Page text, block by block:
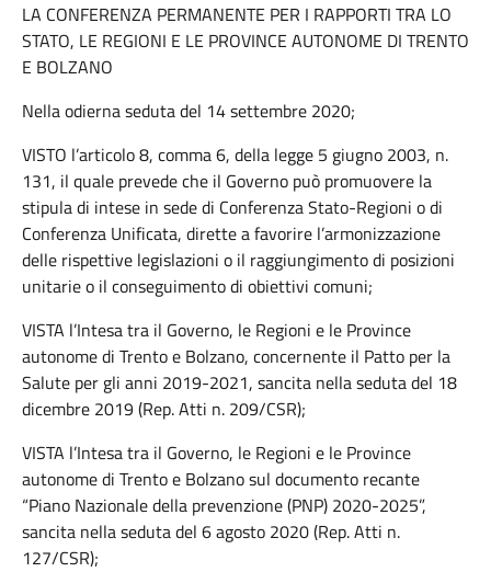
LA CONFERENZA PERMANENTE PER I RAPPORTI TRA LO
STATO, LE REGIONI E LE PROVINCE AUTONOME DI TRENTO
E BOLZANO
Nella odierna seduta del 14 settembre 2020;
VISTO l’articolo 8, comma 6, della legge 5 giugno 2003, n.
131, il quale prevede che il Governo può promuovere la
stipula di intese in sede di Conferenza Stato-Regioni o di
Conferenza Unificata, dirette a favorire l’armonizzazione
delle rispettive legislazioni o il raggiungimento di posizioni
unitarie o il conseguimento di obiettivi comuni;
VISTA l’Intesa tra il Governo, le Regioni e le Province
autonome di Trento e Bolzano, concernente il Patto per la
Salute per gli anni 2019-2021, sancita nella seduta del 18
dicembre 2019 (Rep. Atti n. 209/CSR);
VISTA l’Intesa tra il Governo, le Regioni e le Province
autonome di Trento e Bolzano sul documento recante
“Piano Nazionale della prevenzione (PNP) 2020-2025”,
sancita nella seduta del 6 agosto 2020 (Rep. Atti n.
127/CSR);